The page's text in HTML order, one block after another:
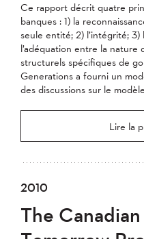
Ce rapport décrit quatre
banques : 1) la
seule entité; 2) l’intégrité;
l’adéquation entre la
structurels spécifiques de
Generations a fourni un
des discussions sur le
Lire la
2010
The